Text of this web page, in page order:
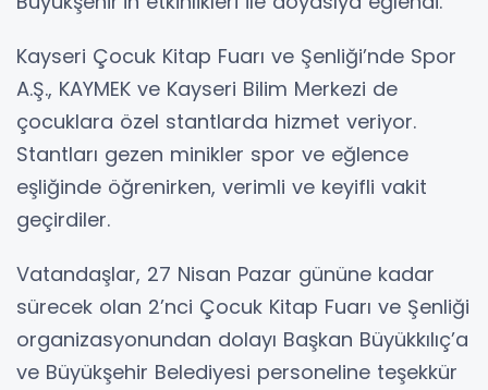
Kayseri Çocuk Kitap Fuarı ve Şenliği’nde Spor
A.Ş., KAYMEK ve Kayseri Bilim Merkezi de
çocuklara özel stantlarda hizmet veriyor.
Stantları gezen minikler spor ve eğlence
eşliğinde öğrenirken, verimli ve keyifli vakit
geçirdiler.
Vatandaşlar, 27 Nisan Pazar gününe kadar
sürecek olan 2’nci Çocuk Kitap Fuarı ve Şenliği
organizasyonundan dolayı Başkan Büyükkılıç’a
ve Büyükşehir Belediyesi personeline teşekkür